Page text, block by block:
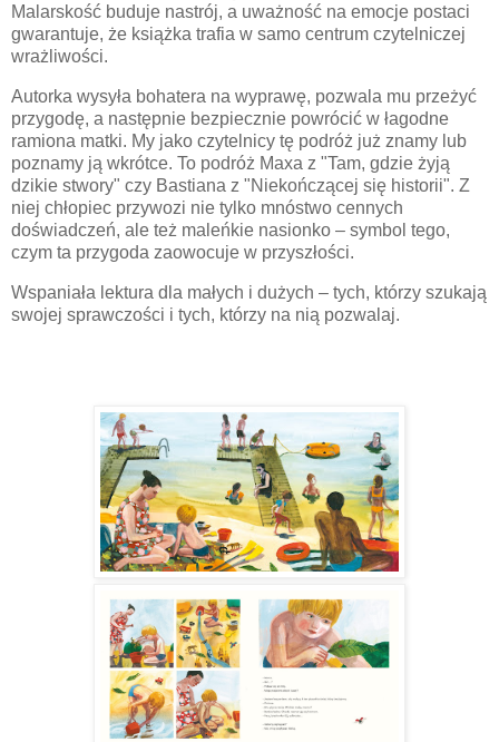
Malarskość buduje nastrój, a uważność na emocje postaci
gwarantuje, że książka trafia w samo centrum czytelniczej
wrażliwości.
Autorka wysyła bohatera na wyprawę, pozwala mu przeżyć
przygodę, a następnie bezpiecznie powrócić w łagodne
ramiona matki. My jako czytelnicy tę podróż już znamy lub
poznamy ją wkrótce. To podróż Maxa z "Tam, gdzie żyją
dzikie stwory" czy Bastiana z "Niekończącej się historii". Z
niej chłopiec przywozi nie tylko mnóstwo cennych
doświadczeń, ale też maleńkie nasionko – symbol tego,
czym ta przygoda zaowocuje w przyszłości.
Wspaniała lektura dla małych i dużych – tych, którzy szukają
swojej sprawczości i tych, którzy na nią pozwalaj.